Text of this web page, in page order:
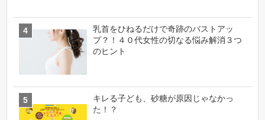
乳首をひねるだけで奇跡のバストアッ
プ？！４０代女性の切なる悩み解消３つ
のヒント
キレる子ども、砂糖が原因じゃなかっ
た！？